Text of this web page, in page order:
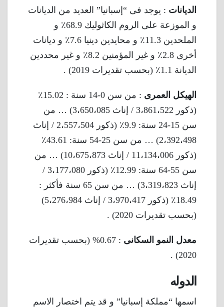
الديانات : يوجد فى “إسبانيا” العديد من الديانات
و الموزعة على الروم الكاثوليك 68.9٪ و
الملحدين 11.3٪ و محايدين دينيا 7.6٪ و ديانات
أخرى 2.8٪ و غير المؤمنين 8.2٪ و غير محددين
الديانة 1.1٪ (بحسب تقديرات 2019) .
الهيكل العمرى
: من سن 0-14 سنة : 15.02٪
(ذكور 3،861،522 / إناث 3،650،085) … من
سن 15-24 سنة: 9.9٪ (ذكور 2،557،504 / إناث
2،392،498) … من سن 25-54 سنة: 43.61٪
(ذكور 11،134،006 / إناث 10،675،873) … من
سن 55-64 سنة: 12.99٪ (ذكور 3،177،080 /
إناث 3،319،823) … من سن 65 سنة فأكثر :
18.49٪ (ذكور 3،970،417 / إناث 5،276،984)
(بحسب تقديرات 2020) .
معدل النمو السكانى
: 0.67% (بحسب تقديرات
2020) .
الدوله
اسمها “مملكة إسبانيا” و قد يتم اختصار الاسم